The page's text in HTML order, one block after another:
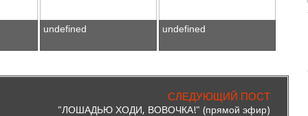
undefined undefined
СЛЕДУЮЩИЙ ПОСТ
"ЛОШАДЬЮ ХОДИ, ВОВОЧКА!" (прямой эфир)